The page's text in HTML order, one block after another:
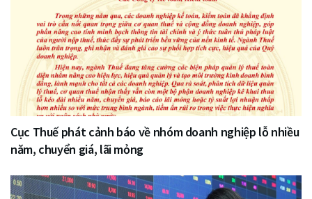
Cục Thuế phát cảnh báo về nhóm doanh nghiệp lỗ nhiều
năm, chuyển giá, lãi mỏng